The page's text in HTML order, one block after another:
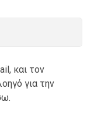
και τον
για την